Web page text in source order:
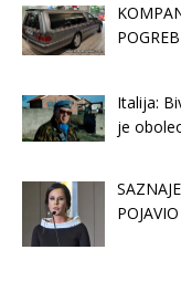
Italija:
je